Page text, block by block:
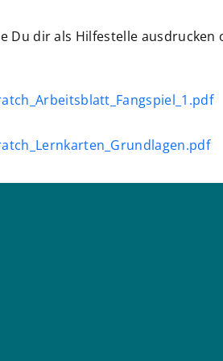
Du dir als Hilfestelle ausdrucken